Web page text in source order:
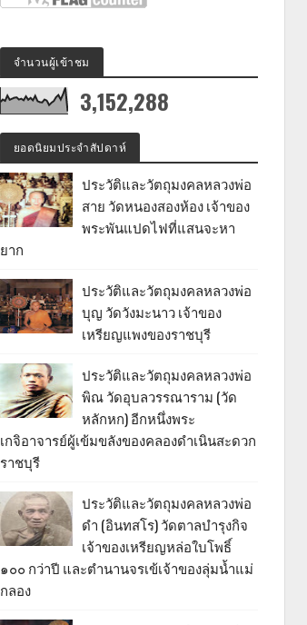
จำนวนผู้เข้าชม
3,152,288
ยอดนิยมประจำสัปดาห์
ประวัติและวัตถุมงคลหลวงพ่อ
สาย วัดหนองสองห้อง เจ้าของ
พระพันแปดไฟที่แสนจะหา
ยาก
ประวัติและวัตถุมงคลหลวงพ่อ
บุญ วัดวังมะนาว เจ้าของ
เหรียญแพงของราชบุรี
ประวัติและวัตถุมงคลหลวงพ่อ
พิณ วัดอุบลวรรณาราม (วัด
หลักหก) อีกหนึ่งพระ
เกจิอาจารย์ผู้เข้มขลังของคลองดำเนินสะดวก
ราชบุรี
ประวัติและวัตถุมงคลหลวงพ่อ
ดำ (อินทสโร) วัดตาลบำรุงกิจ
เจ้าของเหรียญหล่อใบโพธิ์
๑๐๐ กว่าปี และตำนานจรเข้เจ้าของลุ่มน้ำแม่
กลอง